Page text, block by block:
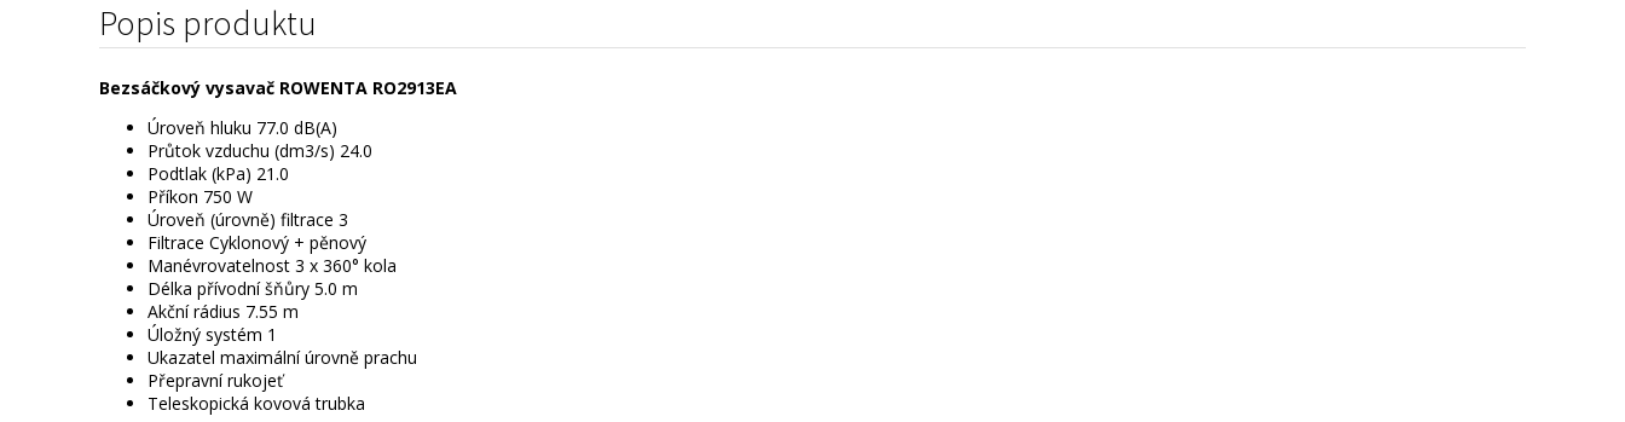
Popis produktu
Bezsáčkový vysavač ROWENTA RO2913EA
Úroveň hluku 77.0 dB(A)
Průtok vzduchu (dm3/s) 24.0
Podtlak (kPa) 21.0
Příkon 750 W
Úroveň (úrovně) filtrace 3
Filtrace Cyklonový + pěnový
Manévrovatelnost 3 x 360° kola
Délka přívodní šňůry 5.0 m
Akční rádius 7.55 m
Úložný systém 1
Ukazatel maximální úrovně prachu
Přepravní rukojeť
Teleskopická kovová trubka